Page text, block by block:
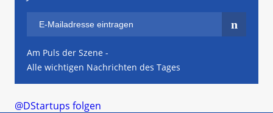
Am Puls der Szene -
Alle wichtigen Nachrichten des Tages
@DStartups folgen